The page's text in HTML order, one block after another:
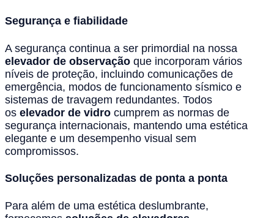
Segurança e fiabilidade
A segurança continua a ser primordial na nossa
elevador de observação que incorporam vários
níveis de proteção, incluindo comunicações de
emergência, modos de funcionamento sísmico e
sistemas de travagem redundantes. Todos
os elevador de vidro cumprem as normas de
segurança internacionais, mantendo uma estética
elegante e um desempenho visual sem
compromissos.
Soluções personalizadas de ponta a ponta
Para além de uma estética deslumbrante,